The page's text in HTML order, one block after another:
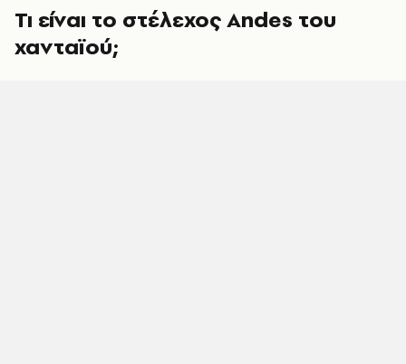
Τι είναι το στέλεχος Andes του
χανταϊού;